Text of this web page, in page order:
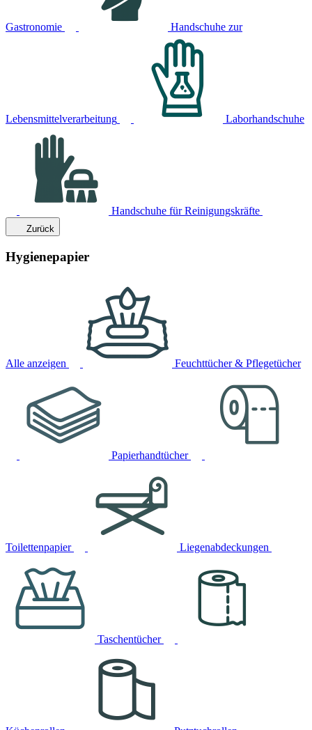
Gastronomie Handschuhe zur
Lebensmittelverarbeitung Laborhandschuhe
Handschuhe für Reinigungskräfte
Zurück
Hygienepapier
Alle anzeigen Feuchttücher & Pflegetücher
Papierhandtücher
Toilettenpapier Liegenabdeckungen
Taschentücher